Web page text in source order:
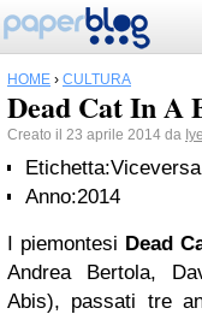
HOME › CULTURA
Dead Cat In A
Creato il 23 aprile 2014 da
Etichetta:
Anno:2014
I piemontesi Dead
Andrea Bertola,
Abis), passati tre